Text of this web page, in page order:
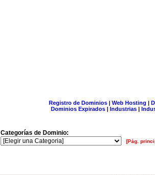
Registro de Dominios| Web Hosting |
Dominios Expirados | Industrias |
Categorías de Dominio:
[Pág.